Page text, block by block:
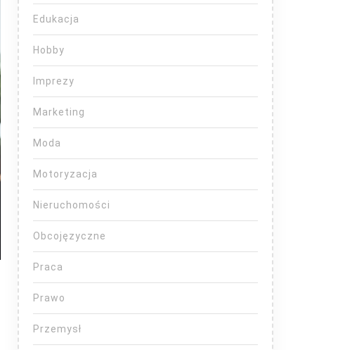
Edukacja
Hobby
Imprezy
Marketing
Moda
Motoryzacja
Nieruchomości
Obcojęzyczne
Praca
Prawo
Przemysł